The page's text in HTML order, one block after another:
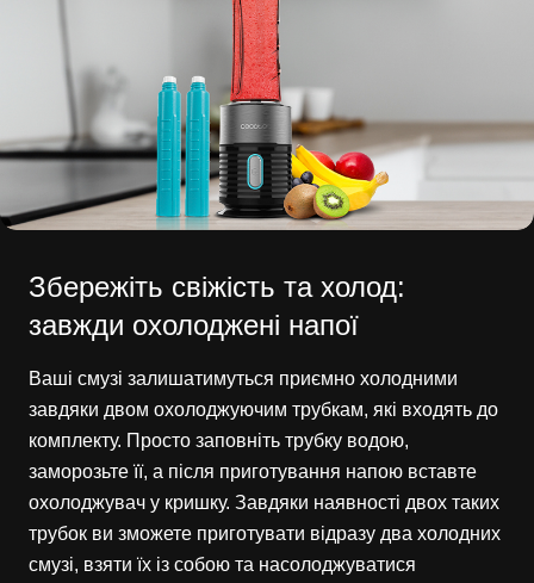
Збережіть свіжість та холод:
завжди охолоджені напої
Ваші смузі залишатимуться приємно холодними
завдяки двом охолоджуючим трубкам, які входять до
комплекту. Просто заповніть трубку водою,
заморозьте її, а після приготування напою вставте
охолоджувач у кришку. Завдяки наявності двох таких
трубок ви зможете приготувати відразу два холодних
смузі, взяти їх із собою та насолоджуватися